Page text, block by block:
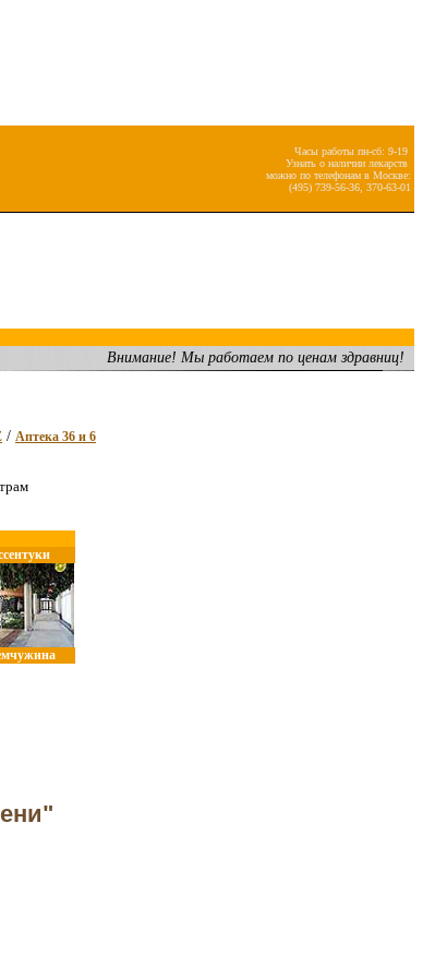
Часы работы пн-сб: 9-19
Узнать о наличии лекарств
можно по телефонам в Москве:
(495) 739-56-36, 370-63-01
Внимание! Мы работаем по ценам здравниц!
/ Аптека 36 и 6